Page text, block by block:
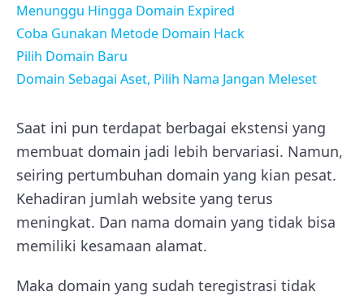
Menunggu Hingga Domain Expired
Coba Gunakan Metode Domain Hack
Pilih Domain Baru
Domain Sebagai Aset, Pilih Nama Jangan Meleset
Saat ini pun terdapat berbagai ekstensi yang
membuat domain jadi lebih bervariasi. Namun,
seiring pertumbuhan domain yang kian pesat.
Kehadiran jumlah website yang terus
meningkat. Dan nama domain yang tidak bisa
memiliki kesamaan alamat.
Maka domain yang sudah teregistrasi tidak